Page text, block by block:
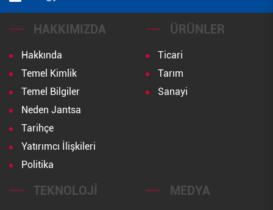
HAKKIMIZDA
Hakkında
Temel Kimlik
Temel Bilgiler
Neden Jantsa
Tarihçe
Yatırımcı İlişkileri
Politika
ÜRÜNLER
Ticari
Tarım
Sanayi
TEKNOLOJI MEDYA